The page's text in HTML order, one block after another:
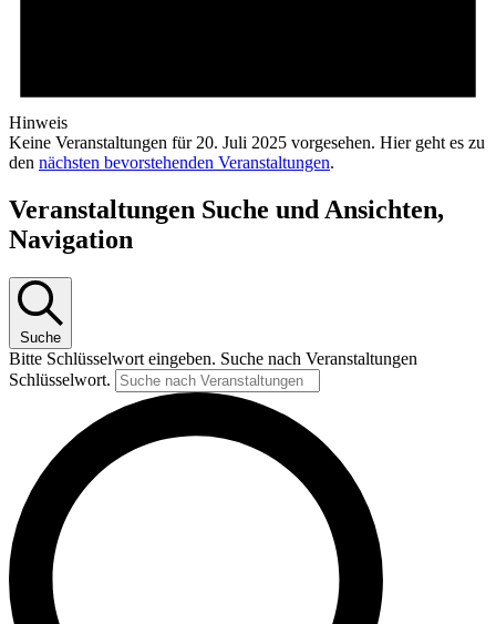
Hinweis
Keine Veranstaltungen für 20. Juli 2025 vorgesehen. Hier geht es zu
den nächsten bevorstehenden Veranstaltungen.
Veranstaltungen Suche und Ansichten,
Navigation
Suche
Bitte Schlüsselwort eingeben. Suche nach Veranstaltungen
Schlüsselwort.